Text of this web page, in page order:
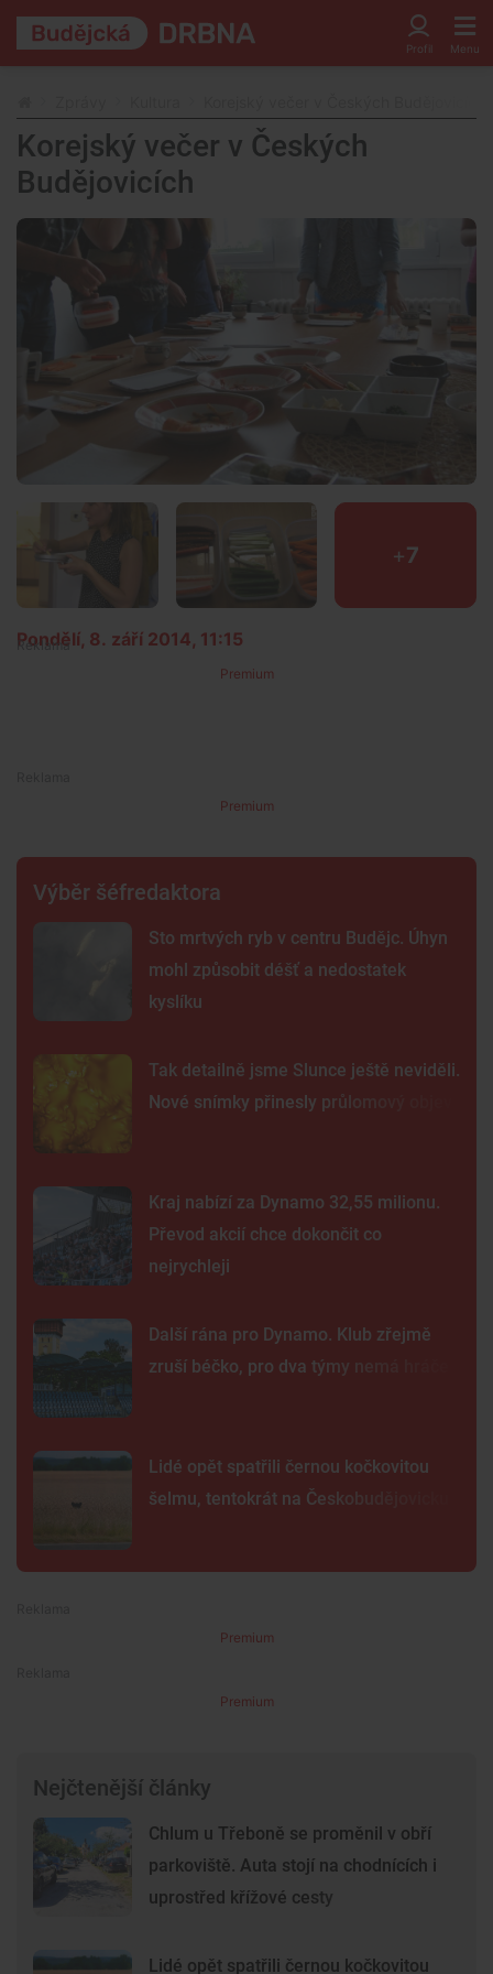
Korejský večer v Českých
Budějovicích
+7
Pondělí, 8. září 2014, 11:15
Premium
Premium
Výběr šéfredaktora
Sto mrtvých ryb v centru Budějc. Úhyn
mohl způsobit déšť a nedostatek
kyslíku
Tak detailně jsme Slunce ještě neviděli.
Nové snímky přinesly průlomový objev
Kraj nabízí za Dynamo 32,55 milionu.
Převod akcií chce dokončit co
nejrychleji
Další rána pro Dynamo. Klub zřejmě
zruší béčko, pro dva týmy nemá hráče
Lidé opět spatřili černou kočkovitou
šelmu, tentokrát na Českobudějovicku
Premium
Premium
Nejčtenější články
Chlum u Třeboně se proměnil v obří
parkoviště. Auta stojí na chodnících i
uprostřed křížové cesty
Lidé opět spatřili černou kočkovitou